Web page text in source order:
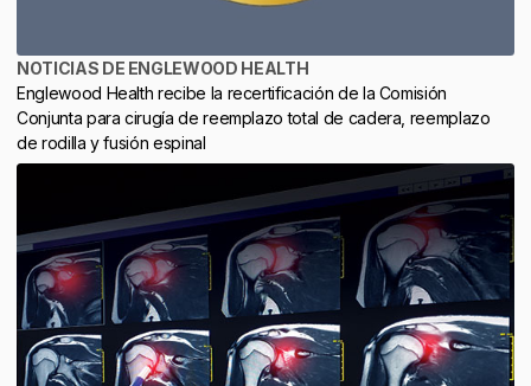
NOTICIAS DE ENGLEWOOD HEALTH
Englewood Health recibe la recertificación de la Comisión
Conjunta para cirugía de reemplazo total de cadera, reemplazo
de rodilla y fusión espinal